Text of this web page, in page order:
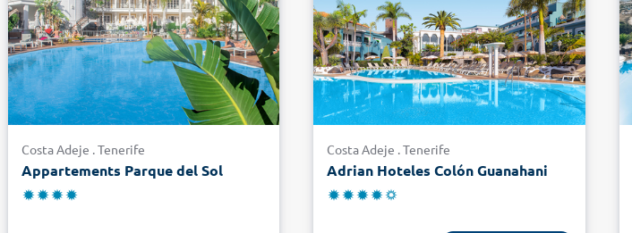
Costa Adeje . Tenerife
Appartements Parque del Sol
Costa Adeje . Tenerife
Adrian Hoteles Colón Guanahani